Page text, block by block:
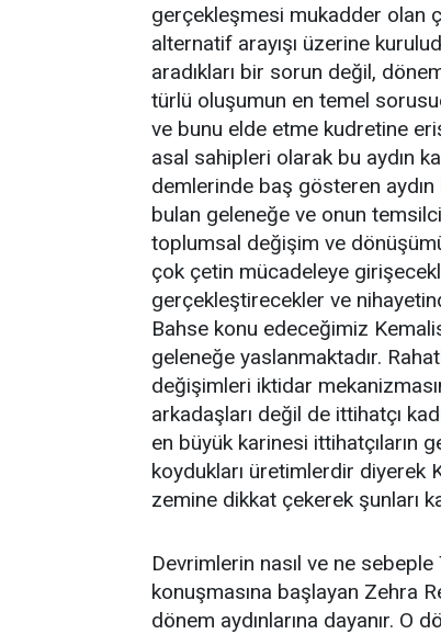
gerçekleşmesi mukadder olan
alternatif arayışı üzerine
aradıkları bir sorun değil,
türlü oluşumun en temel
ve bunu elde etme kudretine
asal sahipleri olarak bu aydın
demlerinde baş gösteren
bulan geleneğe ve onun
toplumsal değişim ve
çok çetin mücadeleye
gerçekleştirecekler ve
Bahse konu edeceğimiz
geleneğe yaslanmaktadır.
değişimleri iktidar
arkadaşları değil de ittihatçı
en büyük karinesi ittihatçıların
koydukları üretimlerdir diyerek
zemine dikkat çekerek şunları
Devrimlerin nasıl ve ne
konuşmasına başlayan Zehra
dönem aydınlarına dayanır. O